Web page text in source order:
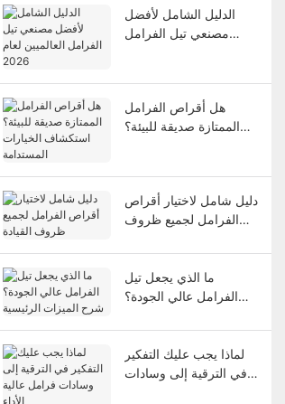
الدليل الشامل لأفضل
مصنعي تيل الفرامل
هل أقراص الفرامل
الممتازة صديقة للبيئة؟
دليل شامل لاختيار أقراص
الفرامل لجميع ظروف
ما الذي يجعل تيل
الفرامل عالي الجودة؟
لماذا يجب عليك التفكير
في الترقية إلى وسادات